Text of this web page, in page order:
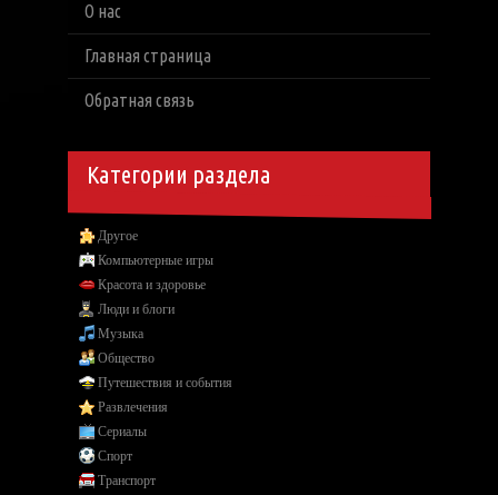
О нас
Главная страница
Обратная связь
Категории раздела
Другое
Компьютерные игры
Красота и здоровье
Люди и блоги
Музыка
Общество
Путешествия и события
Развлечения
Сериалы
Спорт
Транспорт